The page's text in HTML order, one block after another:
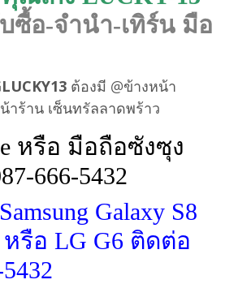
ซื้อ-จำนำ-เทิร์น มือ
ต้องมี @ข้างหน้า
ร้าน เซ็นทรัลลาดพร้าว
หรือ มือถือซังซุง
666-5432
Galaxy S8
หรือ LG G6 ติดต่อ